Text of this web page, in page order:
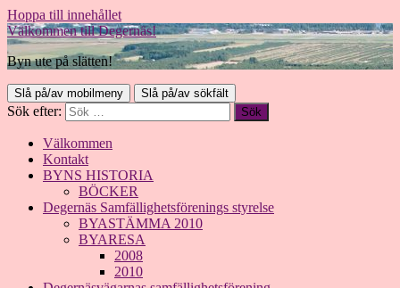
Hoppa till innehållet
Välkommen till Degernäs!
Byn ute på slätten!
Slå på/av mobilmeny Slå på/av sökfält
Sök efter:
Välkommen
Kontakt
BYNS HISTORIA
BÖCKER
Degernäs Samfällighetsförenings styrelse
BYASTÄMMA 2010
BYARESA
2008
2010